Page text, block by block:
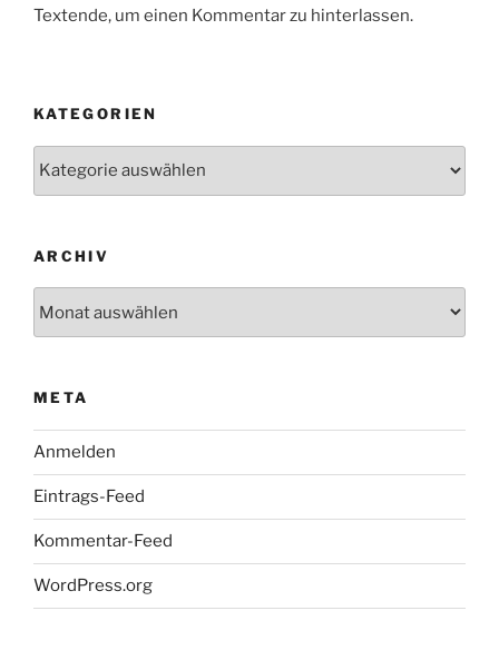
Textende, um einen Kommentar zu hinterlassen.
KATEGORIEN
ARCHIV
META
Anmelden
Eintrags-Feed
Kommentar-Feed
WordPress.org